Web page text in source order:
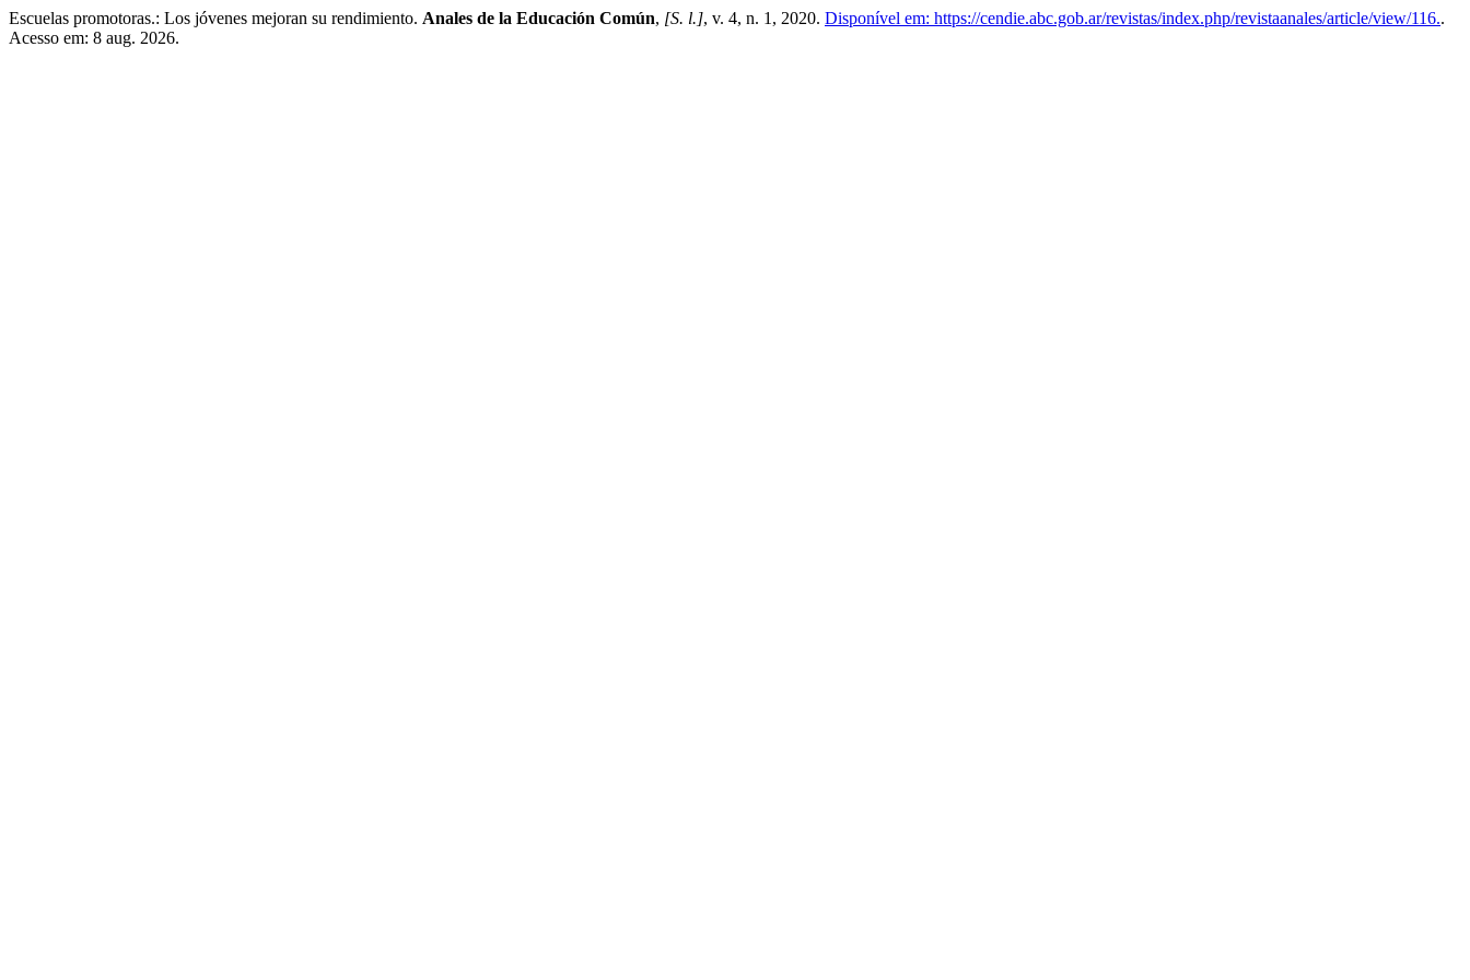
Escuelas promotoras.: Los jóvenes mejoran su rendimiento. Anales de la Educación Común, [S. l.], v. 4, n. 1, 2020. Disponível em: https://cendie.abc.gob.ar/revistas/index.php/revistaanales/article/view/116..
Acesso em: 8 aug. 2026.